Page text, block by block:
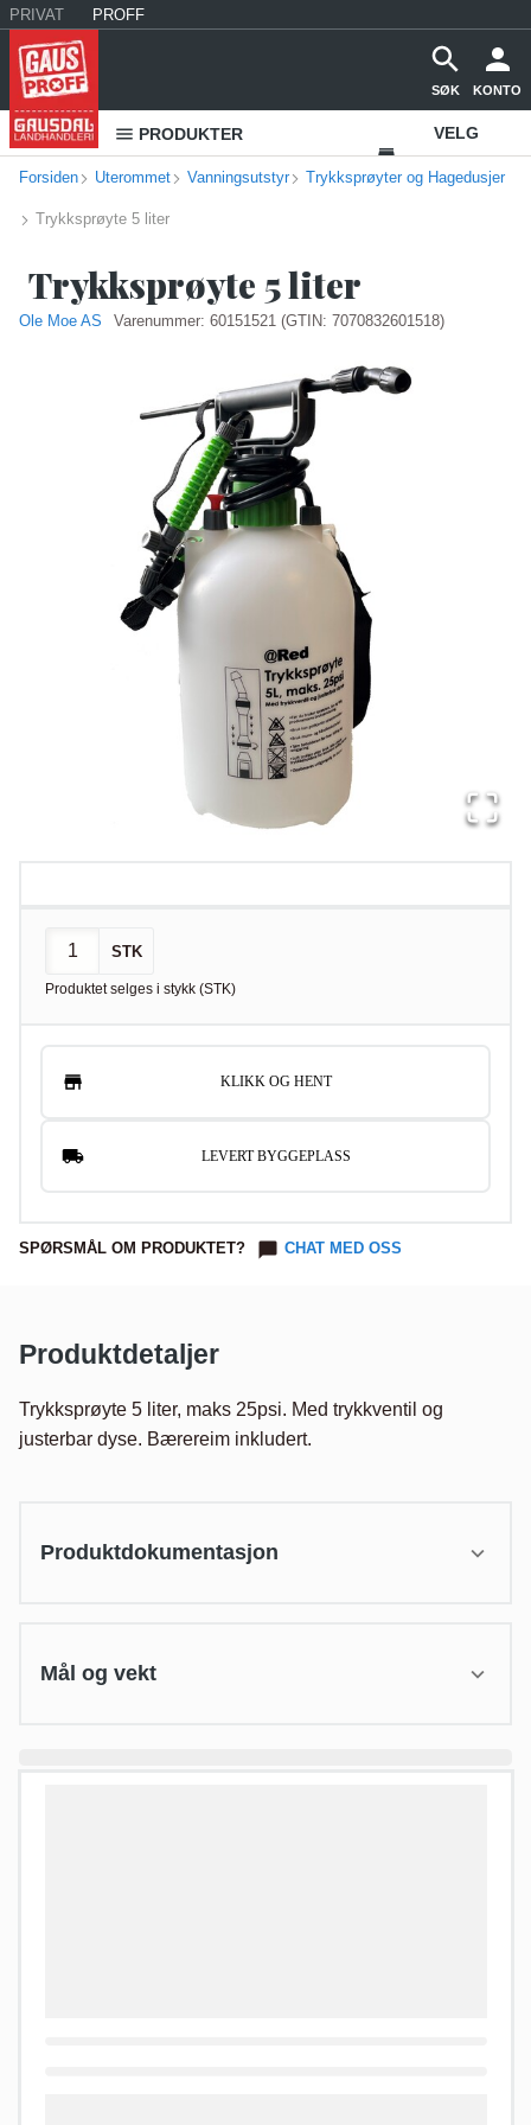
PRIVAT PROFF
SØK KONTO
PRODUKTER VELG
VAREHUS
Forsiden Uterommet Vanningsutstyr Trykksprøyter og Hagedusjer
Trykksprøyte 5 liter
Trykksprøyte 5 liter
Ole Moe AS Varenummer: 60151521 (GTIN: 7070832601518)
STK
Produktet selges i stykk (STK)
KLIKK OG HENT
LEVERT BYGGEPLASS
SPØRSMÅL OM PRODUKTET? CHAT MED OSS
Produktdetaljer
Trykksprøyte 5 liter, maks 25psi. Med trykkventil og
justerbar dyse. Bærereim inkludert.
Produktdokumentasjon
Mål og vekt